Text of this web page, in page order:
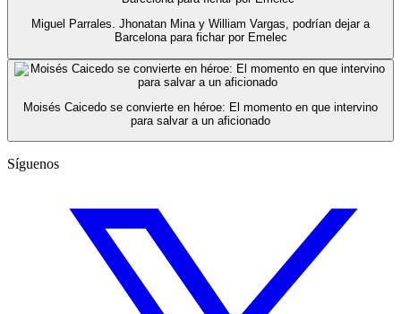
Miguel Parrales. Jhonatan Mina y William Vargas, podrían dejar a
Barcelona para fichar por Emelec
Moisés Caicedo se convierte en héroe: El momento en que intervino
para salvar a un aficionado
Síguenos